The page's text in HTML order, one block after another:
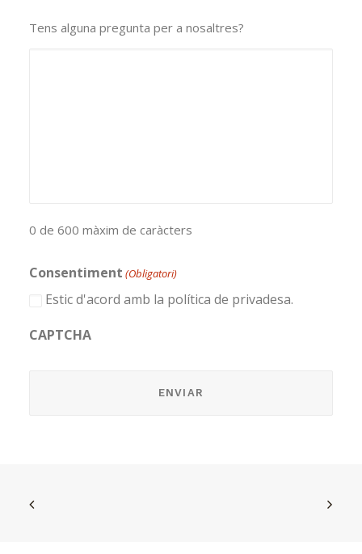
Tens alguna pregunta per a nosaltres?
0 de 600 màxim de caràcters
Consentiment (Obligatori)
Estic d'acord amb la política de privadesa.
CAPTCHA